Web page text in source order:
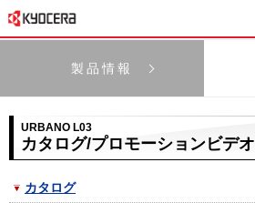
製品情報
URBANO L03
カタログ/プロモーションビデオ
カタログ